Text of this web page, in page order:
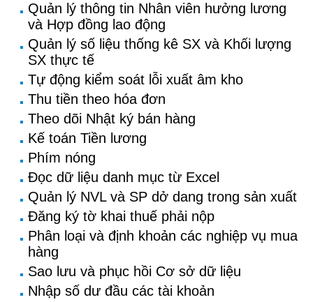
Quản lý thông tin Nhân viên hưởng lương
và Hợp đồng lao động
Quản lý số liệu thống kê SX và Khối lượng
SX thực tế
Tự động kiểm soát lỗi xuất âm kho
Thu tiền theo hóa đơn
Theo dõi Nhật ký bán hàng
Kế toán Tiền lương
Phím nóng
Đọc dữ liệu danh mục từ Excel
Quản lý NVL và SP dở dang trong sản xuất
Đăng ký tờ khai thuế phải nộp
Phân loại và định khoản các nghiệp vụ mua
hàng
Sao lưu và phục hồi Cơ sở dữ liệu
Nhập số dư đầu các tài khoản